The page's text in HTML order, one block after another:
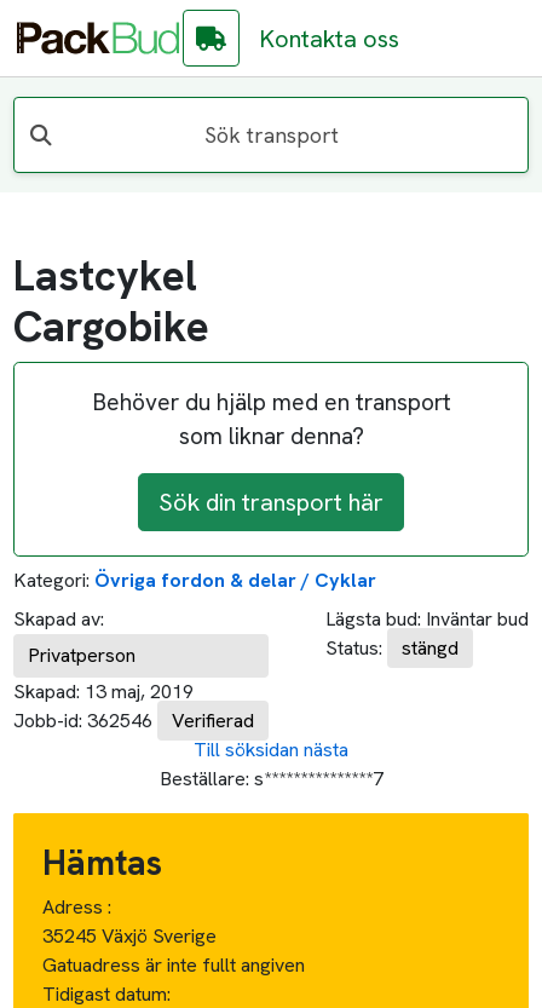
Kontakta oss
Sök transport
Lastcykel
Cargobike
Behöver du hjälp med en transport
som liknar denna?
Sök din transport här
Kategori: Övriga fordon & delar / Cyklar
Skapad av:
Privatperson
Skapad: 13 maj, 2019
Jobb-id: 362546 Verifierad
Lägsta bud: Inväntar bud
Status:
stängd
Till söksidan nästa
Beställare: s***************7
Hämtas
Adress :
35245 Växjö Sverige
Gatuadress är inte fullt angiven
Tidigast datum: